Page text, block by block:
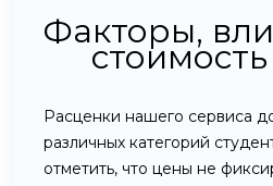
Факторы,
Расценки нашего сервиса
различных категорий
отметить, что цены не